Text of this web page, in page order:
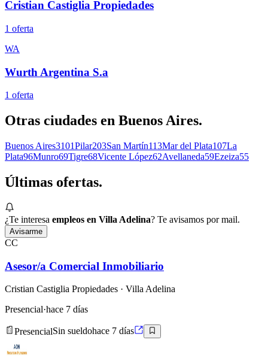
Cristian Castiglia Propiedades
1 oferta
WA
Wurth Argentina S.a
1 oferta
Otras ciudades en Buenos Aires.
Buenos Aires3101Pilar203San Martín113Mar del Plata107La
Plata96Munro69Tigre68Vicente López62Avellaneda59Ezeiza55
Últimas ofertas.
¿Te interesa empleos en Villa Adelina? Te avisamos por mail.
Avisarme
CC
Asesor/a Comercial Inmobiliario
Cristian Castiglia Propiedades · Villa Adelina
Presencial·hace 7 días
PresencialSin sueldohace 7 días